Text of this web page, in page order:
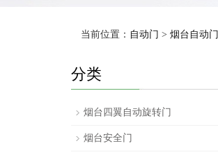
当前位置： 自动门 > 烟台自动门
分类
烟台四翼自动旋转门
烟台安全门